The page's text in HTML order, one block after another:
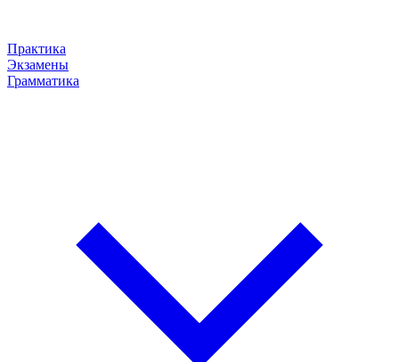
Практика
Экзамены
Грамматика